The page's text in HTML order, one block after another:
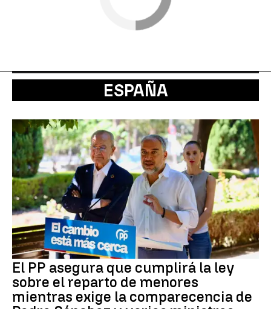
ESPAÑA
El PP asegura que cumplirá la ley
sobre el reparto de menores
mientras exige la comparecencia de